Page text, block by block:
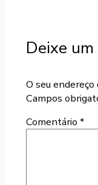
Deixe
O seu
Campos
Comentário*